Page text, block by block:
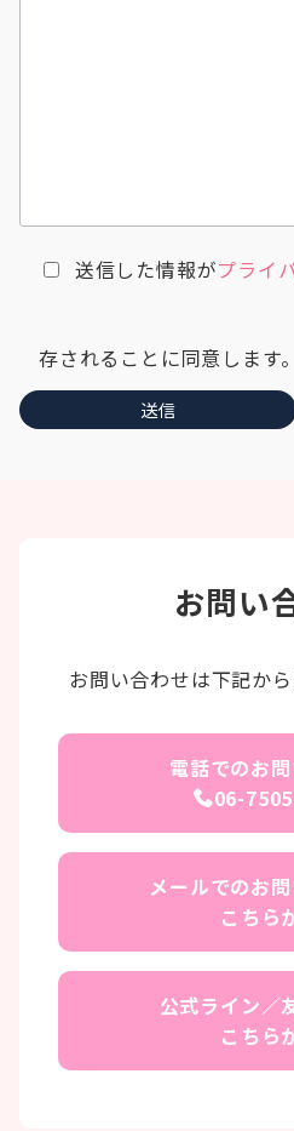
送信した情報がプライ
存されることに同意します。
お問い
お問い合わせは下記から
電話でのお
06-
メールでのお
こちら
公式ライン／
こちら